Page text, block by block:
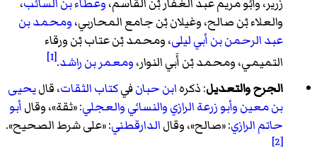
والعلاء بْن صالح، وغيلان بْن جامع المحاربي،ومحمد بن
عبد الرحمن بن أبي ليلى، ومحمد بْن عتاب بْن ورقاء
التميمي، ومحمد بْن أَبي النوار،ومعمر بن راشد.
[1]
الجرح والتعديل: ذكرهابن حبانفيكتاب الثقات، قاليحيى
بن معينوأبو زرعة الرازيوالنسائيوالعجلي: «ثقة»، وقالأبو
حاتم الرازي: «صالح»، وقالالدارقطني: «على شرط الصحيح».
[2]